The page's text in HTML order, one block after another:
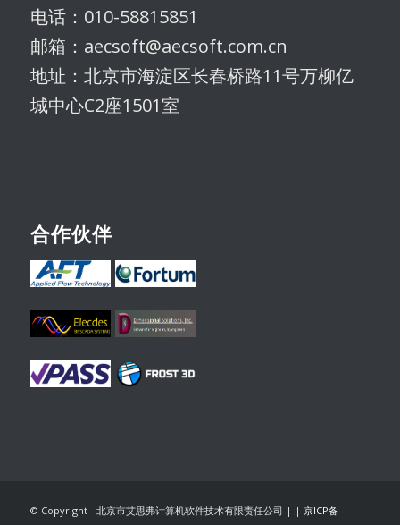
电话：010-58815851
邮箱：aecsoft@aecsoft.com.cn
地址：北京市海淀区长春桥路11号万柳亿
城中心C2座1501室
合作伙伴
© Copyright - 北京市艾思弗计算机软件技术有限责任公司 | | 京ICP备